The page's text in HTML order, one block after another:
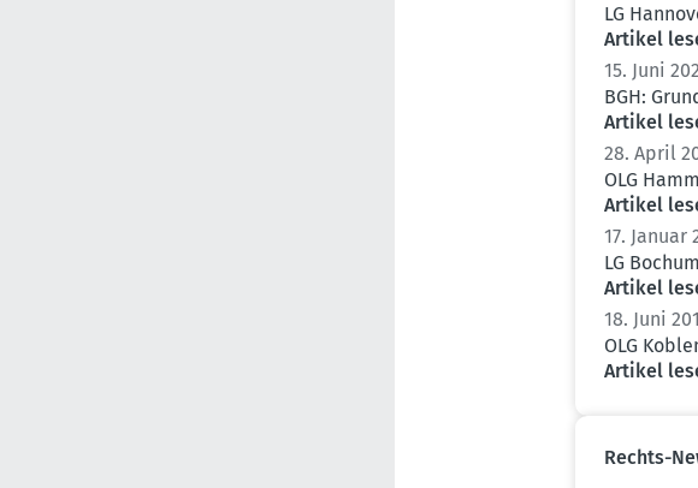
LG
Artikel
15. Juni
BGH:
Artikel
28. April
OLG
Artikel
17. Januar
LG
Artikel
18. Juni
OLG
Artikel
Rechts-